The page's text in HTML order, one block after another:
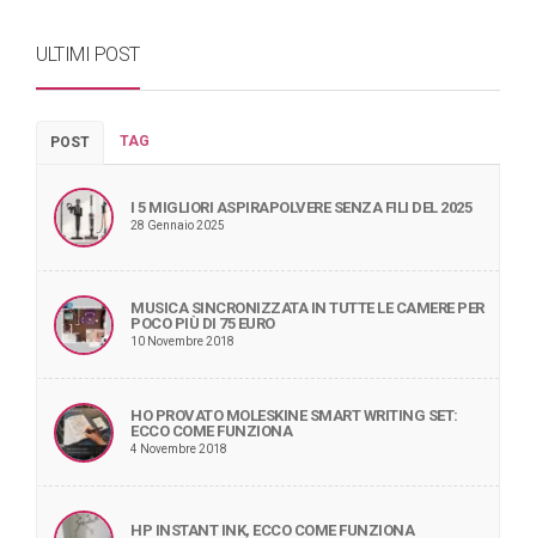
ULTIMI POST
POST TAG
I 5 MIGLIORI ASPIRAPOLVERE SENZA FILI DEL 2025
28 Gennaio 2025
MUSICA SINCRONIZZATA IN TUTTE LE CAMERE PER
POCO PIÙ DI 75 EURO
10 Novembre 2018
HO PROVATO MOLESKINE SMART WRITING SET:
ECCO COME FUNZIONA
4 Novembre 2018
HP INSTANT INK, ECCO COME FUNZIONA